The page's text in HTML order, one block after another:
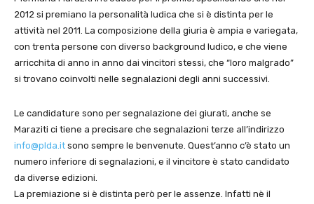
2012 si premiano la personalità ludica che si è distinta per le
attività nel 2011. La composizione della giuria è ampia e variegata,
con trenta persone con diverso background ludico, e che viene
arricchita di anno in anno dai vincitori stessi, che “loro malgrado”
si trovano coinvolti nelle segnalazioni degli anni successivi.
Le candidature sono per segnalazione dei giurati, anche se
Maraziti ci tiene a precisare che segnalazioni terze all’indirizzo
info@plda.it sono sempre le benvenute. Quest’anno c’è stato un
numero inferiore di segnalazioni, e il vincitore è stato candidato
da diverse edizioni.
La premiazione si è distinta però per le assenze. Infatti nè il